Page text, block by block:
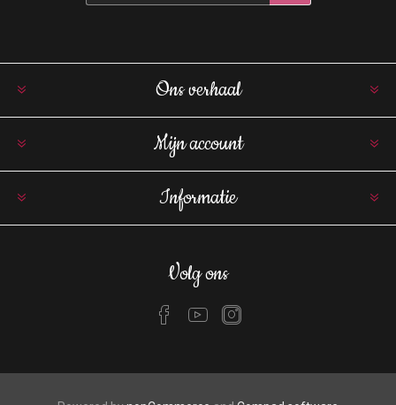
Ons verhaal
Mijn account
Informatie
Volg ons